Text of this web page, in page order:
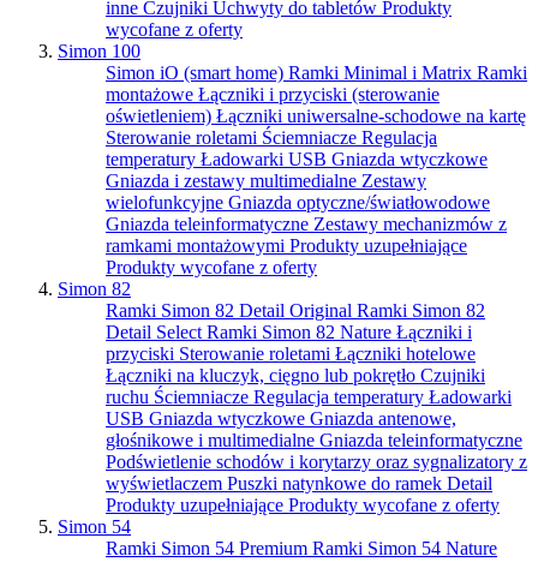
inne Czujniki Uchwyty do tabletów Produkty
wycofane z oferty
Simon 100
Simon iO (smart home) Ramki Minimal i Matrix Ramki
montażowe Łączniki i przyciski (sterowanie
oświetleniem) Łączniki uniwersalne-schodowe na kartę
Sterowanie roletami Ściemniacze Regulacja
temperatury Ładowarki USB Gniazda wtyczkowe
Gniazda i zestawy multimedialne Zestawy
wielofunkcyjne Gniazda optyczne/światłowodowe
Gniazda teleinformatyczne Zestawy mechanizmów z
ramkami montażowymi Produkty uzupełniające
Produkty wycofane z oferty
Simon 82
Ramki Simon 82 Detail Original Ramki Simon 82
Detail Select Ramki Simon 82 Nature Łączniki i
przyciski Sterowanie roletami Łączniki hotelowe
Łączniki na kluczyk, cięgno lub pokrętło Czujniki
ruchu Ściemniacze Regulacja temperatury Ładowarki
USB Gniazda wtyczkowe Gniazda antenowe,
głośnikowe i multimedialne Gniazda teleinformatyczne
Podświetlenie schodów i korytarzy oraz sygnalizatory z
wyświetlaczem Puszki natynkowe do ramek Detail
Produkty uzupełniające Produkty wycofane z oferty
Simon 54
Ramki Simon 54 Premium Ramki Simon 54 Nature